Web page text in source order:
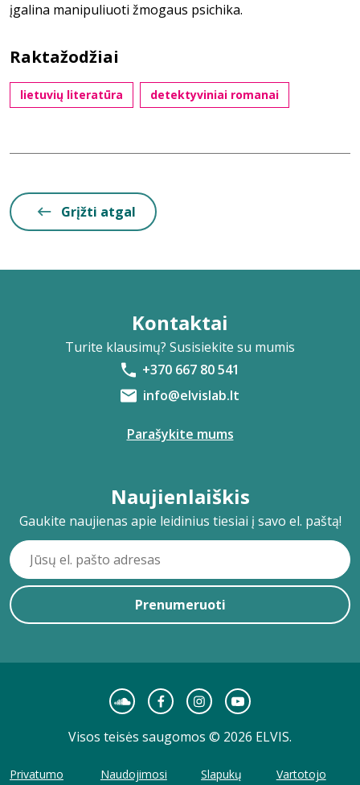
įgalina manipuliuoti žmogaus psichika.
Raktažodžiai
lietuvių literatūra detektyviniai romanai
Grįžti atgal
Kontaktai
Turite klausimų? Susisiekite su mumis
+370 667 80 541
info@elvislab.lt
Parašykite mums
Naujienlaiškis
Gaukite naujienas apie leidinius tiesiai į savo el. paštą!
Prenumeruoti
Visos teisės saugomos © 2026 ELVIS.
Privatumo
Naudojimosi
Slapukų
Vartotojo